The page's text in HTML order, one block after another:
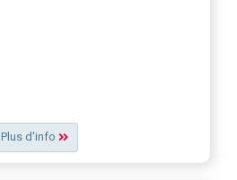
Plus d'info